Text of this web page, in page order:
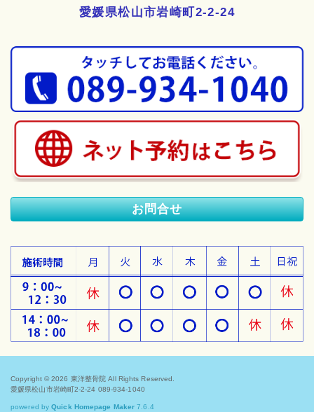
愛媛県松山市岩崎町2-2-24
お問合せ
Copyright © 2026 東洋整骨院 All Rights Reserved.
愛媛県松山市岩崎町2-2-24 089-934-1040
powered byQuick Homepage Maker 7.6.4